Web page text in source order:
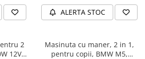
ALERTA STOC
2
12V
Masinuta cu maner, 2 in 1,
pentru copii, BMW M5,